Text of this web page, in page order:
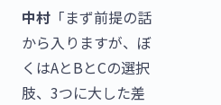
中村 「まず前提の話
から入りますが、ぼ
くはAとBとCの選択
肢、3つに大した差